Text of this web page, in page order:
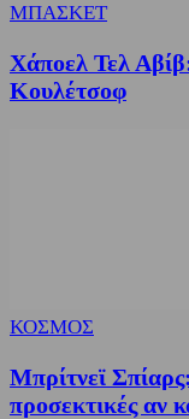
ΜΠΑΣΚΕΤ
Χάποελ Τελ
Κουλέτσοφ
ΚΟΣΜΟΣ
Μπρίτνεϊ
προσεκτικές αν